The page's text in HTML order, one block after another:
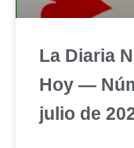
La Diaria
Hoy —
julio de